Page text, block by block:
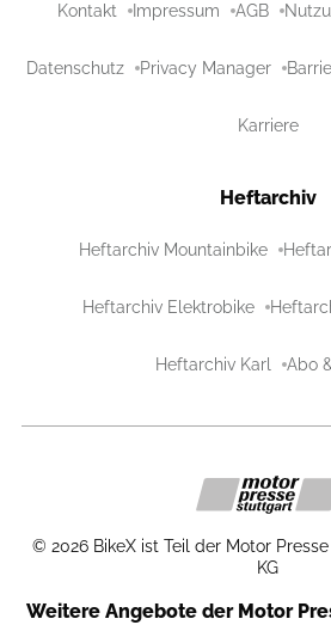
Kontakt Impressum AGB
Datenschutz Privacy Manager
Karriere
Heftarchiv
Heftarchiv Mountainbike
Heftarchiv Elektrobike
Heftarchiv Karl Abo
© 2026 BikeX ist Teil der Motor
KG
Weitere Angebote der Motor